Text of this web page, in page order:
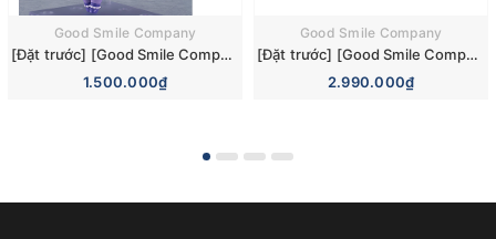
Good Smile Company
[Đặt trước] [Good Smile Company] Mô hình nhân vật Blue Archive Nendoroid 3110 Hina Sorasaki Dress Basic Figure (+Bonus)
1.500.000₫
Good Smile Company
[Đặt trước] [Good Smile Company] Mô hình nhân vật Blue Archive Nendoroid Surprise 6 Pieces Box Figure
2.990.000₫